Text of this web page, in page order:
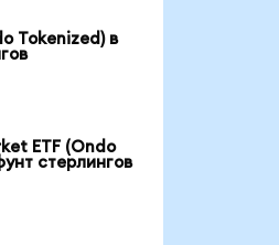
Tokenized) в
ETF (Ondo
стерлингов